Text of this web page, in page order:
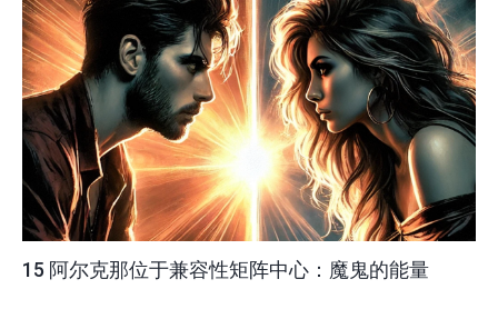
15 阿尔克那位于兼容性矩阵中心：魔鬼的能量